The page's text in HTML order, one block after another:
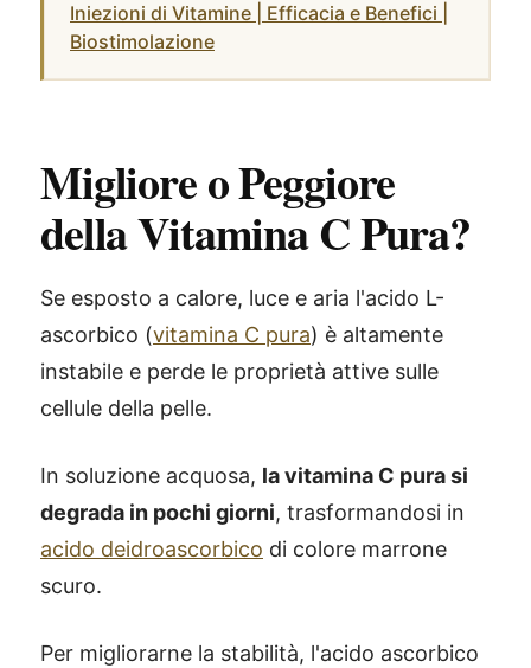
Iniezioni di Vitamine | Efficacia e Benefici |
Biostimolazione
Migliore o Peggiore
della Vitamina C Pura?
Se esposto a calore, luce e aria l'acido L-
ascorbico (vitamina C pura) è altamente
instabile e perde le proprietà attive sulle
cellule della pelle.
In soluzione acquosa, la vitamina C pura si
degrada in pochi giorni, trasformandosi in
acido deidroascorbico di colore marrone
scuro.
Per migliorarne la stabilità, l'acido ascorbico